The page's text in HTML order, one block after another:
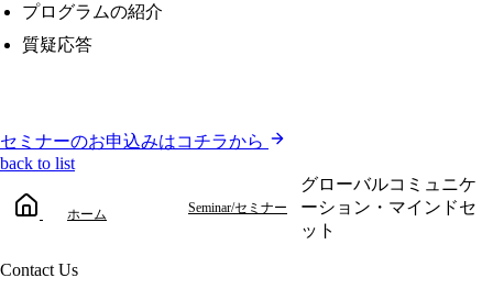
プログラムの紹介
質疑応答
セミナーのお申込みはコチラから
back to list
ホーム Seminar/セミナー
グローバルコミュニケ
ーション・マインドセ
ット
Contact Us